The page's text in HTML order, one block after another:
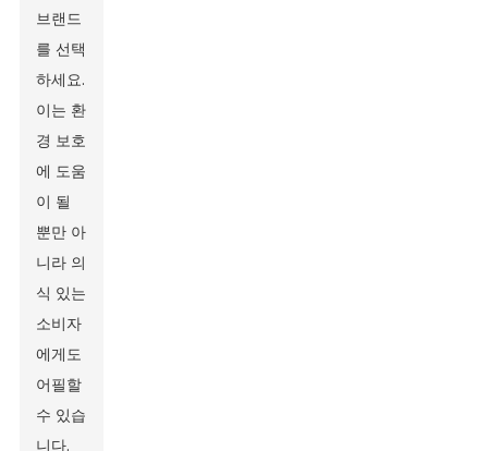
브랜드
를 선택
하세요.
이는 환
경 보호
에 도움
이 될
뿐만 아
니라 의
식 있는
소비자
에게도
어필할
수 있습
니다.